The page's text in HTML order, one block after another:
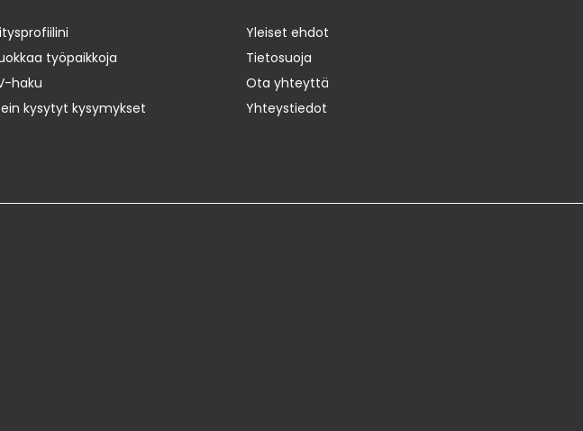
työpaikkoja
haku
kysytyt kysymykset
Yleiset ehdot
Tietosuoja
Ota yhteyttä
Yhteystiedot